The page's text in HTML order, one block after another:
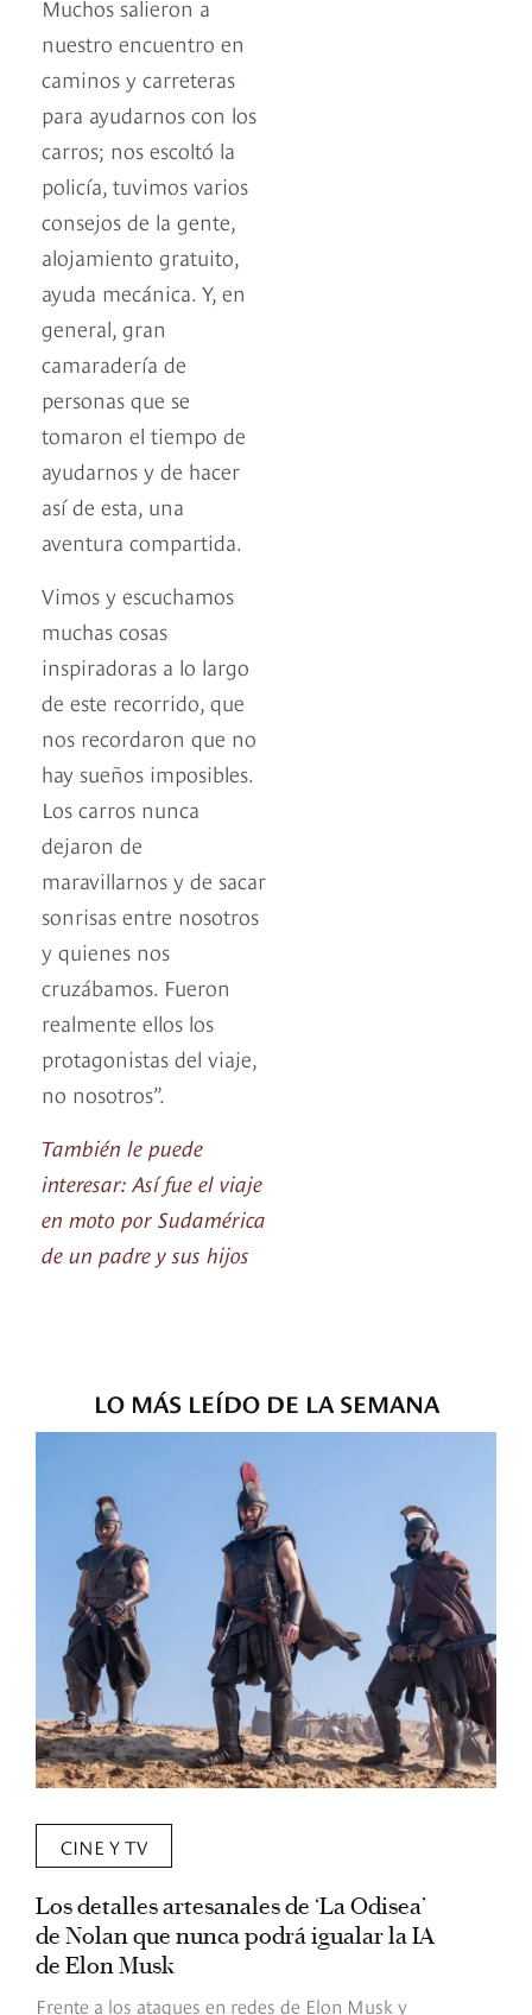
Muchos salieron a
nuestro encuentro en
caminos y carreteras
para ayudarnos con los
carros; nos escoltó la
policía, tuvimos varios
consejos de la gente,
alojamiento gratuito,
ayuda mecánica. Y, en
general, gran
camaradería de
personas que se
tomaron el tiempo de
ayudarnos y de hacer
así de esta, una
aventura compartida.
Vimos y escuchamos
muchas cosas
inspiradoras a lo largo
de este recorrido, que
nos recordaron que no
hay sueños imposibles.
Los carros nunca
dejaron de
maravillarnos y de sacar
sonrisas entre nosotros
y quienes nos
cruzábamos. Fueron
realmente ellos los
protagonistas del viaje,
no nosotros”.
También le puede
interesar: Así fue el viaje
en moto por Sudamérica
de un padre y sus hijos
LO MÁS LEÍDO DE LA SEMANA
CINE Y TV
Los detalles artesanales de ‘La Odisea’
de Nolan que nunca podrá igualar la IA
de Elon Musk
Frente a los ataques en redes de Elon Musk y